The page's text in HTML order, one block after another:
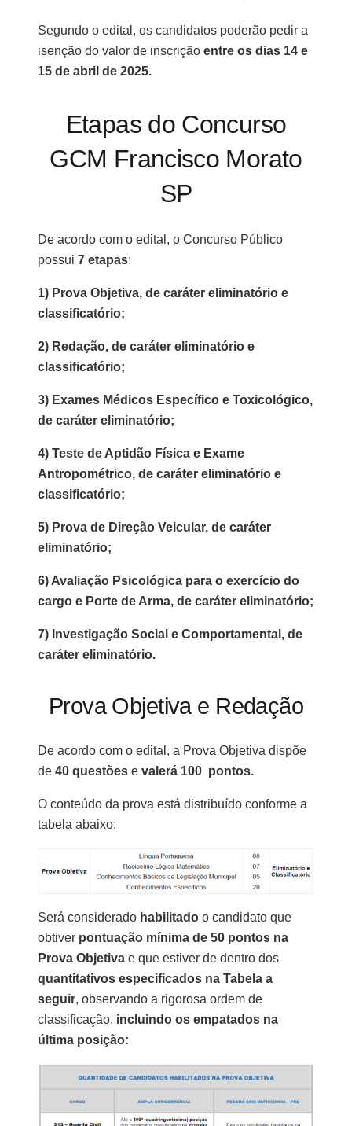
Segundo o edital, os candidatos poderão pedir a
isenção do valor de inscrição entre os dias 14 e
15 de abril de 2025.
Etapas do Concurso
GCM Francisco Morato
SP
De acordo com o edital, o Concurso Público
possui 7 etapas:
1) Prova Objetiva, de caráter eliminatório e
classificatório;
2) Redação, de caráter eliminatório e
classificatório;
3) Exames Médicos Específico e Toxicológico,
de caráter eliminatório;
4) Teste de Aptidão Física e Exame
Antropométrico, de caráter eliminatório e
classificatório;
5) Prova de Direção Veicular, de caráter
eliminatório;
6) Avaliação Psicológica para o exercício do
cargo e Porte de Arma, de caráter eliminatório;
7) Investigação Social e Comportamental, de
caráter eliminatório.
Prova Objetiva e Redação
De acordo com o edital, a Prova Objetiva dispõe
de 40 questões e valerá 100 pontos.
O conteúdo da prova está distribuído conforme a
tabela abaixo:
Será considerado habilitado o candidato que
obtiver pontuação mínima de 50 pontos na
Prova Objetiva e que estiver de dentro dos
quantitativos especificados na Tabela a
seguir, observando a rigorosa ordem de
classificação, incluindo os empatados na
última posição: